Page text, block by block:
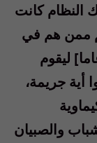
النظام كانت
ممن هم في
والشباب [ مابين 13- 28 عاما] ليقوم
أية جريمة،
والصبيان